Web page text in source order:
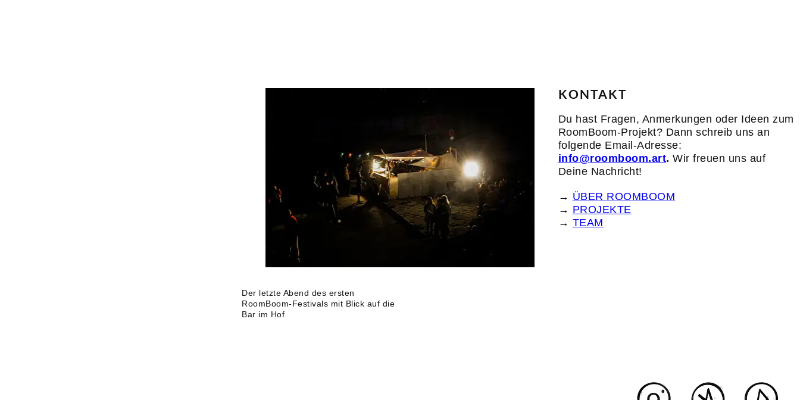
Der letzte Abend des ersten
RoomBoom-Festivals mit Blick auf die
Bar im Hof
KONTAKT
Du hast Fragen, Anmerkungen oder Ideen zum
RoomBoom-Projekt? Dann schreib uns an
folgende Email-Adresse:
info@roomboom.art. Wir freuen uns auf
Deine Nachricht!
→ ÜBER ROOMBOOM
→ PROJEKTE
→ TEAM